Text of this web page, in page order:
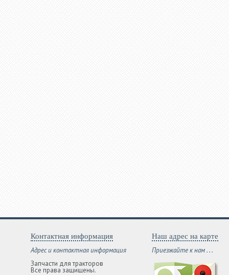
Контактная информация
Адрес и контактная информация
Запчасти для тракторов
Все права защищены.
Наш адрес на карте
Приезжайте к нам . . .